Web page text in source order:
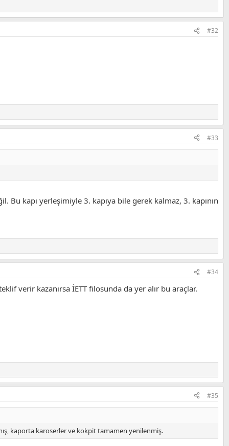
#32
#33
kapı yerleşimiyle 3. kapıya bile gerek kalmaz, 3. kapının
#34
verir kazanırsa İETT filosunda da yer alır bu araçlar.
#35
kaporta karoserler ve kokpit tamamen yenilenmiş.